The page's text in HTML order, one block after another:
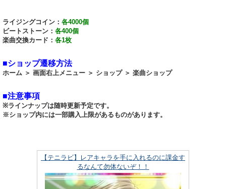
ライジングコイン： 各4000個
ビートストーン： 各400個
楽曲交換カード： 各1枚
■ショップ遷移方法
ホーム ＞ 画面右上メニュー ＞ ショップ ＞ 楽曲ショップ
■注意事項
※ラインナップは随時更新予定です。
※ショップ内には一部購入上限があるものがあります。
【テニラビ】レアキャラを手に入れるのに課金す
るなんて勿体ないぞ！！